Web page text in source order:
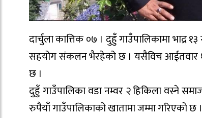
दार्चुला कात्तिक ०७ । दुहुँ गाउँपालिकामा भाद्र
सहयोग संकलन भैरहेको छ । यसैविच आईतवार
छ ।
दुहुँ गाउँपालिका वडा नम्वर २ हिकिला वस्ने
रुपैयाँ गाउँपालिकाको खातामा जम्मा गरिएको छ ।